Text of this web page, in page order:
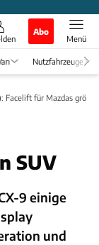
Abo
Menü
Nutzfahrzeuge
Facelift für Mazdas
SUV
9 einige
und